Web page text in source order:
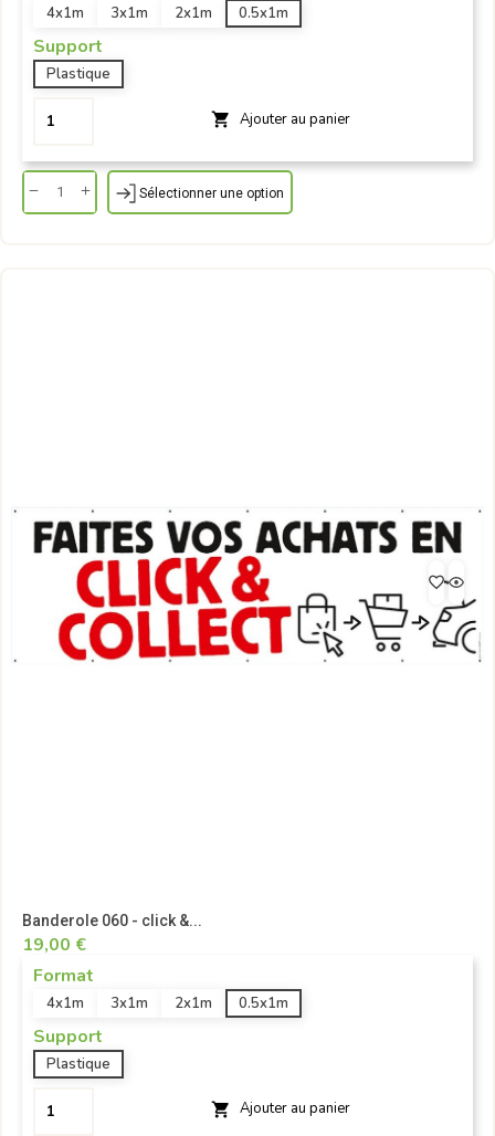
4x1m 3x1m 2x1m 0.5x1m
Support
Plastique
 Ajouter au panier
Sélectionner une option
Banderole 060 - click &...
19,00 €
Format
4x1m 3x1m 2x1m 0.5x1m
Support
Plastique
 Ajouter au panier